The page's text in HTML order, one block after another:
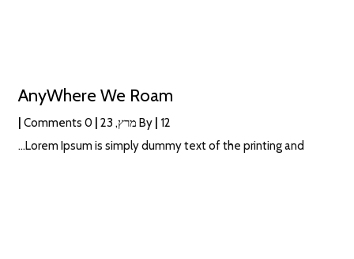
AnyWhere We Roam
By| מרץ, 23 |
0 Comments
|
Lorem Ipsum is simply dummy text of the printing and…